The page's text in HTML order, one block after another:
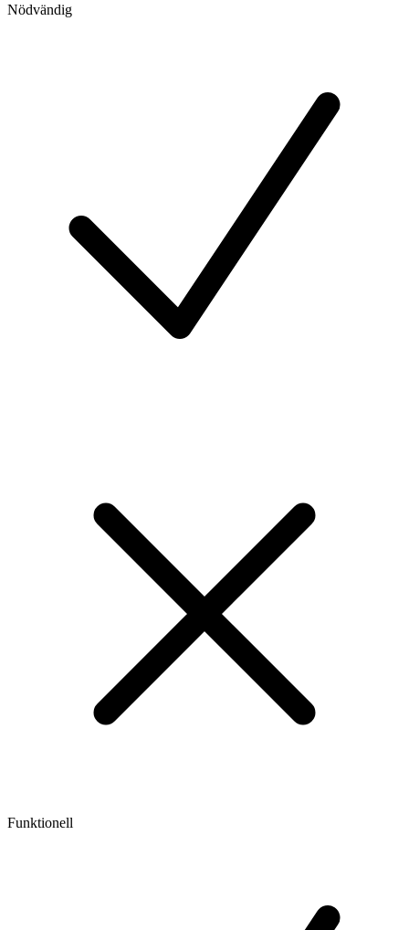
Nödvändig
Funktionell